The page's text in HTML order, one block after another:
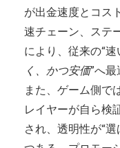
が出金速度とコス
速チェーン、ステ
により、従来の“
く、かつ安価”へ最
また、ゲーム側で
レイヤーが自ら検
され、透明性が“